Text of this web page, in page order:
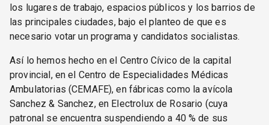
los lugares de trabajo, espacios públicos y los barrios de
las principales ciudades, bajo el planteo de que es
necesario votar un programa y candidatos socialistas.
Así lo hemos hecho en el Centro Cívico de la capital
provincial, en el Centro de Especialidades Médicas
Ambulatorias (CEMAFE), en fábricas como la avícola
Sanchez & Sanchez, en Electrolux de Rosario (cuya
patronal se encuentra suspendiendo a 40 % de sus